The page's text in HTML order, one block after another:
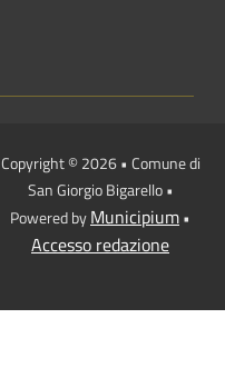
Copyright © 2026 • Comune di
San Giorgio Bigarello •
Powered byMunicipium•
Accesso redazione